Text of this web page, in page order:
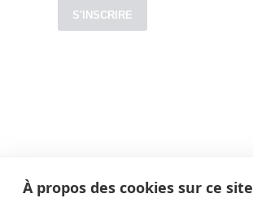
À propos des cookies sur ce site